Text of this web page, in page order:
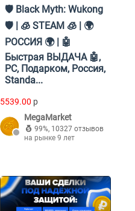
🛡️ Black Myth: Wukong
🛡️ | 🧊 STEAM 🧊 | 🌍
РОССИЯ 🌍 | 🤖
Быстрая ВЫДАЧА 🤖,
PC, Подарком, Россия,
Standa...
5539.00 p
MegaMarket
99%, 10327 отзывов
на рынке 9 лет